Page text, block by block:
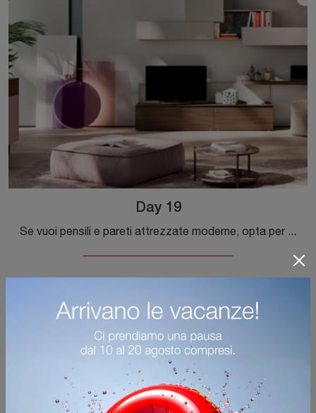
Day 19
Se vuoi pensili e pareti attrezzate moderne, opta per il modello Day 19 di Orme: clicca e scopri di più!